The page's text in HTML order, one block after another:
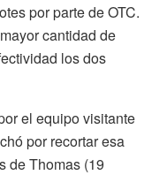
por parte de OTC.
cantidad de
los dos
el equipo visitante
por recortar esa
de Thomas (19